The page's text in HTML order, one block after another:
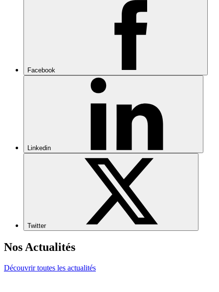
Facebook
Linkedin
Twitter
Nos Actualités
Découvrir toutes les actualités